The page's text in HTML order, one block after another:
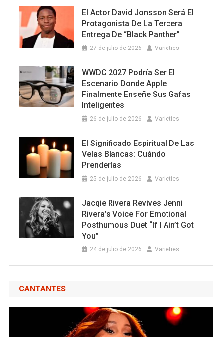
El Actor David Jonsson Será El
Protagonista De La Tercera
Entrega De “Black Panther”
27 de julio de 2026 Varieties
WWDC 2027 Podría Ser El
Escenario Donde Apple
Finalmente Enseñe Sus Gafas
Inteligentes
26 de julio de 2026 Varieties
El Significado Espiritual De Las
Velas Blancas: Cuándo
Prenderlas
25 de julio de 2026 Varieties
Jacqie Rivera Revives Jenni
Rivera’s Voice For Emotional
Posthumous Duet “If I Ain’t Got
You”
24 de julio de 2026 Varieties
CANTANTES